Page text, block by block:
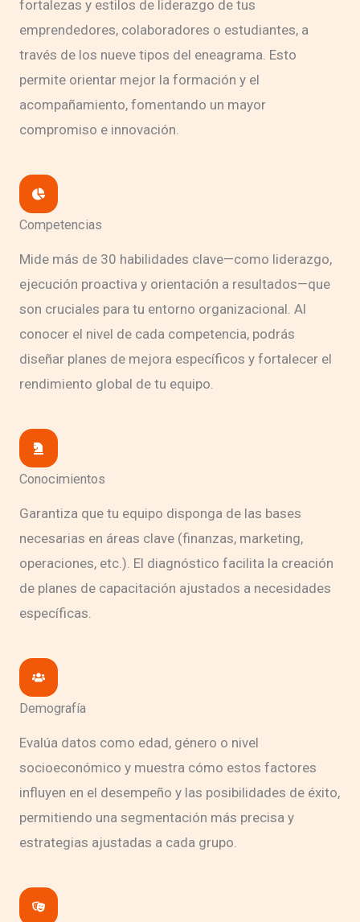
fortalezas y estilos de liderazgo de tus
emprendedores, colaboradores o estudiantes, a
través de los nueve tipos del eneagrama. Esto
permite orientar mejor la formación y el
acompañamiento, fomentando un mayor
compromiso e innovación.
Competencias
Mide más de 30 habilidades clave—como liderazgo,
ejecución proactiva y orientación a resultados—que
son cruciales para tu entorno organizacional. Al
conocer el nivel de cada competencia, podrás
diseñar planes de mejora específicos y fortalecer el
rendimiento global de tu equipo.
Conocimientos
Garantiza que tu equipo disponga de las bases
necesarias en áreas clave (finanzas, marketing,
operaciones, etc.). El diagnóstico facilita la creación
de planes de capacitación ajustados a necesidades
específicas.
Demografía
Evalúa datos como edad, género o nivel
socioeconómico y muestra cómo estos factores
influyen en el desempeño y las posibilidades de éxito,
permitiendo una segmentación más precisa y
estrategias ajustadas a cada grupo.